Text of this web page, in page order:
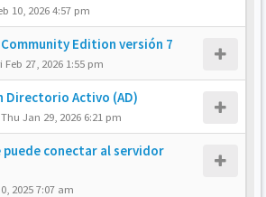
10, 2026 4:57 pm
Edition versión 7
Feb 27, 2026 1:55 pm
Directorio Activo (AD)
Thu Jan 29, 2026 6:21 pm
puede conectar al servidor
2025 7:07 am